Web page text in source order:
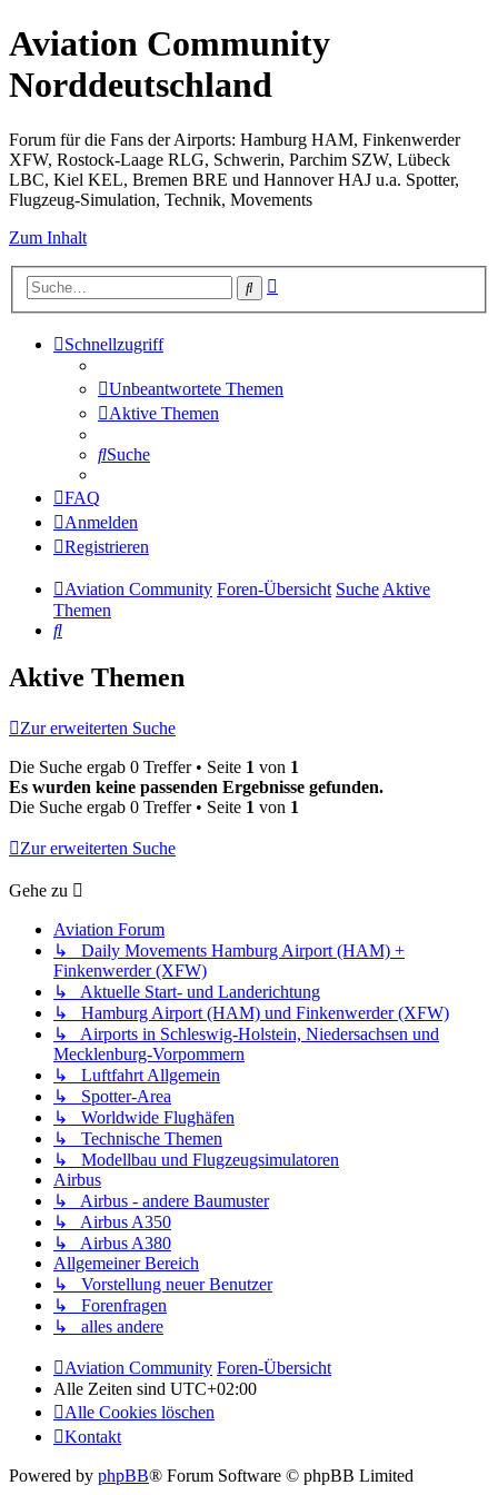
Aviation Community
Norddeutschland
Forum für die Fans der Airports: Hamburg HAM, Finkenwerder
XFW, Rostock-Laage RLG, Schwerin, Parchim SZW, Lübeck
LBC, Kiel KEL, Bremen BRE und Hannover HAJ u.a. Spotter,
Flugzeug-Simulation, Technik, Movements
Zum Inhalt
Suche
Schnellzugriff
Unbeantwortete Themen
Aktive Themen
Suche
FAQ
Anmelden
Registrieren
Aviation Community Foren-Übersicht SucheAktive
Themen
Suche
Aktive Themen
Zur erweiterten Suche
Die Suche ergab 0 Treffer • Seite 1 von 1
Es wurden keine passenden Ergebnisse gefunden.
Die Suche ergab 0 Treffer • Seite 1 von 1
Zur erweiterten Suche
Gehe zu
Aviation Forum
↳ Daily Movements Hamburg Airport (HAM) +
Finkenwerder (XFW)
↳ Aktuelle Start- und Landerichtung
↳ Hamburg Airport (HAM) und Finkenwerder (XFW)
↳ Airports in Schleswig-Holstein, Niedersachsen und
Mecklenburg-Vorpommern
↳ Luftfahrt Allgemein
↳ Spotter-Area
↳ Worldwide Flughäfen
↳ Technische Themen
↳ Modellbau und Flugzeugsimulatoren
Airbus
↳ Airbus - andere Baumuster
↳ Airbus A350
↳ Airbus A380
Allgemeiner Bereich
↳ Vorstellung neuer Benutzer
↳ Forenfragen
↳ alles andere
Aviation Community Foren-Übersicht
Alle Zeiten sind UTC+02:00
Alle Cookies löschen
Kontakt
Powered by phpBB® Forum Software © phpBB Limited